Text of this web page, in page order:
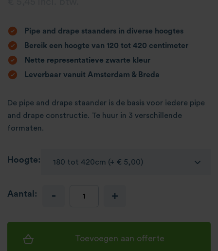
Pipe and drape staanders in diverse hoogtes
Bereik een hoogte van 120 tot 420 centimeter
Nette representatieve zwarte kleur
Leverbaar vanuit Amsterdam & Breda
De pipe and drape staander is de basis voor iedere pipe
and drape constructie. Te huur in 3 verschillende
formaten.
Hoogte:
Aantal: - +
Toevoegen aan offerte